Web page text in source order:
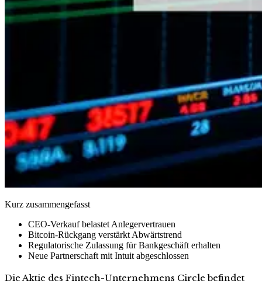
Kurz zusammengefasst
CEO-Verkauf belastet Anlegervertrauen
Bitcoin-Rückgang verstärkt Abwärtstrend
Regulatorische Zulassung für Bankgeschäft erhalten
Neue Partnerschaft mit Intuit abgeschlossen
Die Aktie des Fintech-Unternehmens Circle befindet